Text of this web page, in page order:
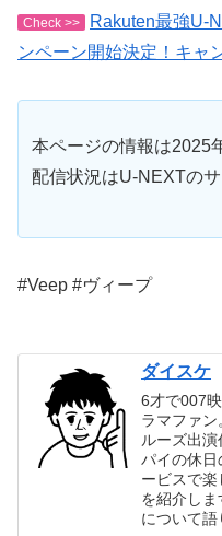
Check >>
Rakuten最強U-
ンペーン開始決定！キャ
本ページの情報は2025
配信状況はU-NEXTの
#Veep #ヴィープ
ダイスケ
6才で007
ラマファ
ルーズ出
パイの休日
ービスで
を紹介し
について語